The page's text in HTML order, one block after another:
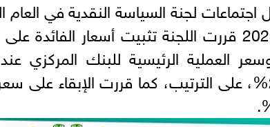
فبراير 2025 قررت اللجنة تثبيت أسعار
و27.75%، على الترتيب، كما قررت الإبقاء على